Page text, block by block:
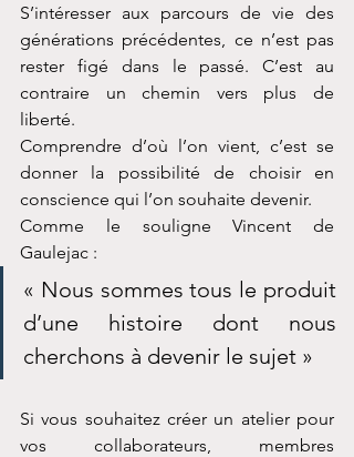
S’intéresser aux parcours de vie des
générations précédentes, ce n’est pas
rester figé dans le passé. C’est au
contraire un chemin vers plus de
liberté.
Comprendre d’où l’on vient, c’est se
donner la possibilité de choisir en
conscience qui l’on souhaite devenir.
Comme le souligne Vincent de
Gaulejac :
« Nous sommes tous le produit
d’une histoire dont nous
cherchons à devenir le sujet »
Si vous souhaitez créer un atelier pour
vos collaborateurs, membres